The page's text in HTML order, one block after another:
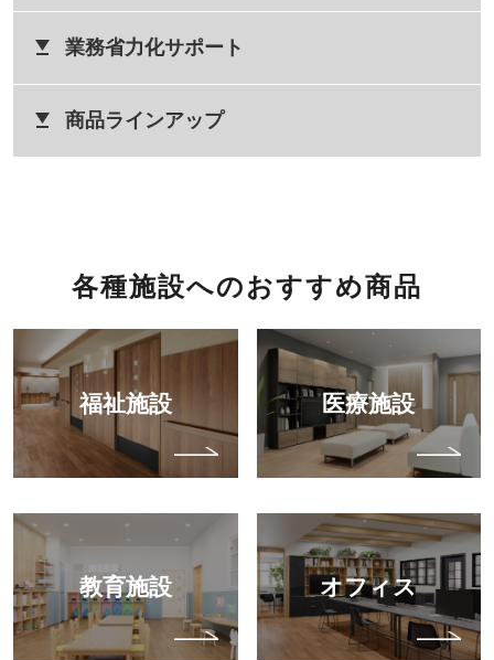
業務省力化サポート
商品ラインアップ
各種施設へのおすすめ商品
福祉施設 医療施設
教育施設 オフィス